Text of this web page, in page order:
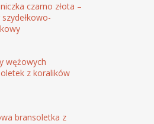
czarno złota –
szydełkowo-
wężowych
z koralików
bransoletka z